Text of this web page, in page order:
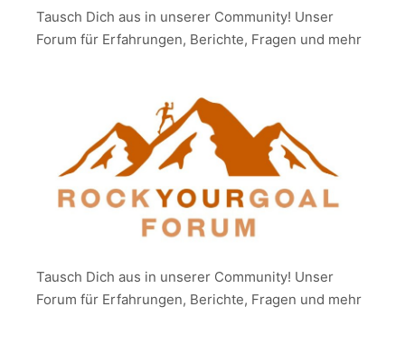
Tausch Dich aus in unserer Community! Unser
Forum für Erfahrungen, Berichte, Fragen und mehr
Tausch Dich aus in unserer Community! Unser
Forum für Erfahrungen, Berichte, Fragen und mehr